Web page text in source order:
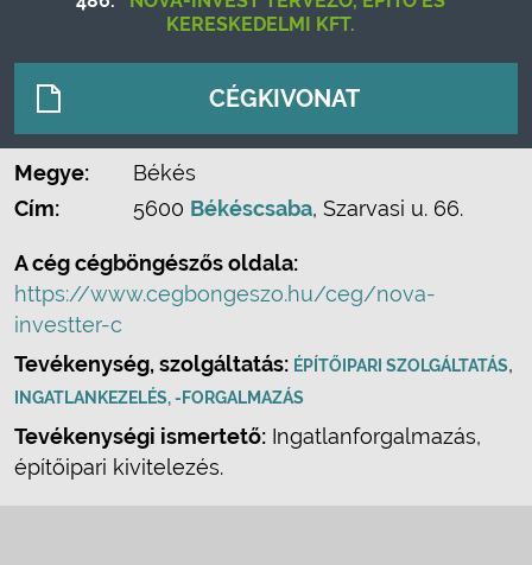
KERESKEDELMI KFT.
CÉGKIVONAT
Megye:
Békés
Cím:
5600 Békéscsaba, Szarvasi u. 66.
A cég cégböngészős oldala:
https://www.cegbongeszo.hu/ceg/nova-
investter-c
Tevékenység, szolgáltatás: ÉPÍTŐIPARI SZOLGÁLTATÁS,
INGATLANKEZELÉS, -FORGALMAZÁS
Tevékenységi ismertető: Ingatlanforgalmazás,
építőipari kivitelezés.